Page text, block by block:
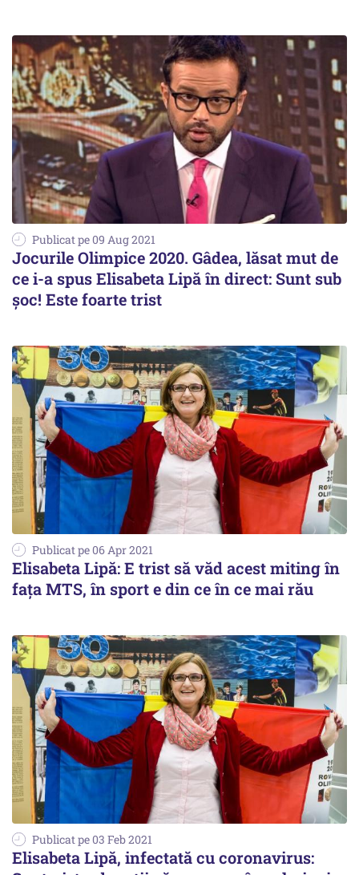
Publicat pe 09 Aug 2021
Jocurile Olimpice 2020. Gâdea, lăsat mut de
ce i-a spus Elisabeta Lipă în direct: Sunt sub
șoc! Este foarte trist
Publicat pe 06 Apr 2021
Elisabeta Lipă: E trist să văd acest miting în
faţa MTS, în sport e din ce în ce mai rău
Publicat pe 03 Feb 2021
Elisabeta Lipă, infectată cu coronavirus: